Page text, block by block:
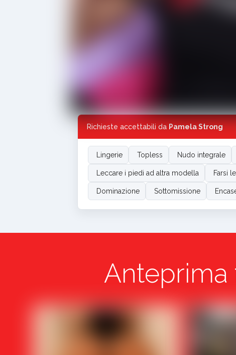
Richieste accettabili da Pamela Strong
Lingerie Topless Nudo integrale
Leccare i piedi ad altra modella Farsi
Dominazione Sottomissione
Anteprima